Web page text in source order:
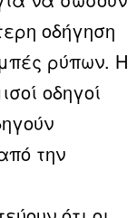
οδήγηση
ρύπων. Η
οδηγοί
την